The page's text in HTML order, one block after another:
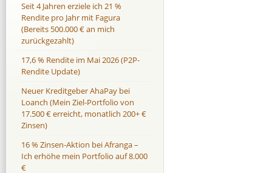
Seit 4 Jahren erziele ich 21 %
Rendite pro Jahr mit Fagura
(Bereits 500.000 € an mich
zurückgezahlt)
17,6 % Rendite im Mai 2026 (P2P-
Rendite Update)
Neuer Kreditgeber AhaPay bei
Loanch (Mein Ziel-Portfolio von
17.500 € erreicht, monatlich 200+ €
Zinsen)
16 % Zinsen-Aktion bei Afranga –
Ich erhöhe mein Portfolio auf 8.000
€